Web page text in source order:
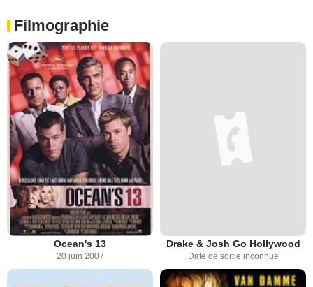
Filmographie
Ocean's 13
20 juin 2007
Drake & Josh Go Hollywood
Date de sortie inconnue